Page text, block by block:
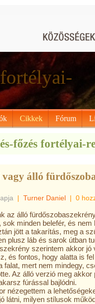
Cikkek Fórum
főzés fortélyai-
álló
| Turner Daniel | 0
az álló
sok minden belefér, és
jött a takarítás, meg a
plusz láb és sarok útban
szerintem akkor
és fontos, hogy alatta is
falat, mert nem mindegy,
Az álló verzió meg
fúrással bajlódni.
nézegettem a
látni, milyen stílusok